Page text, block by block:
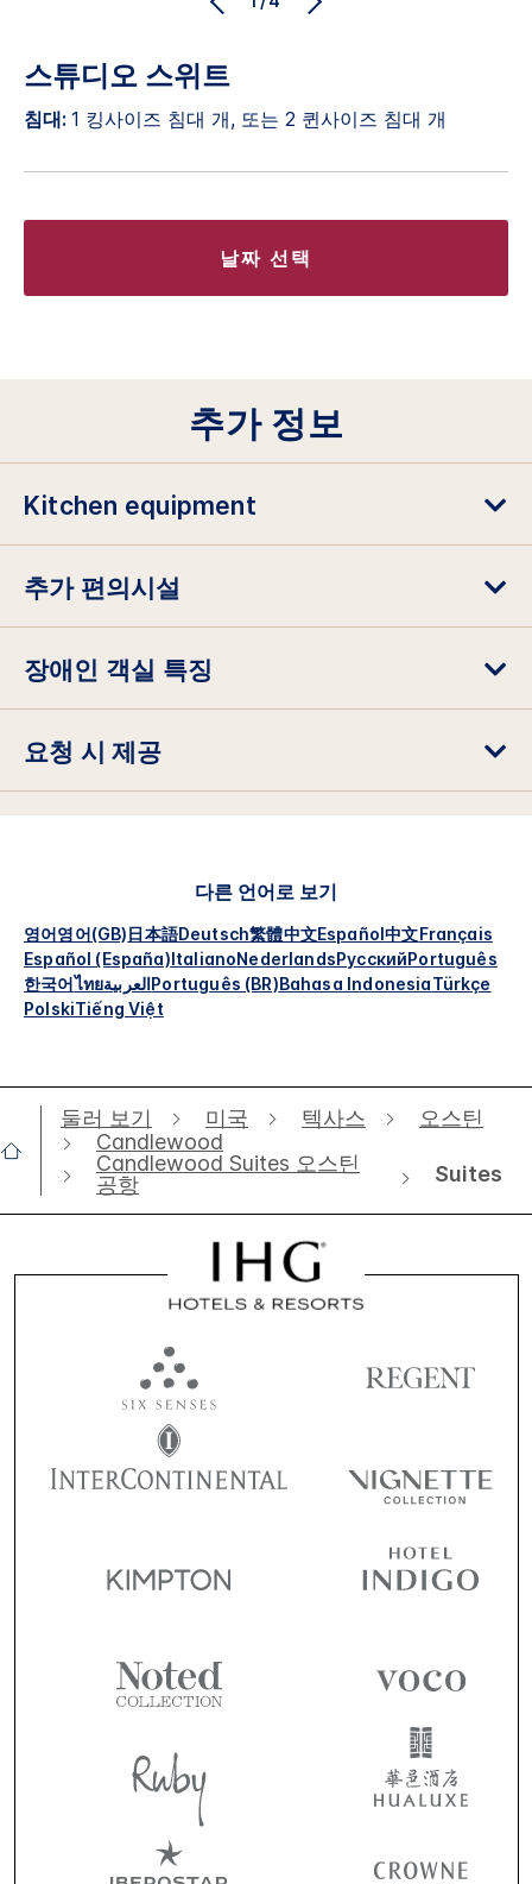
스튜디오 스위트
침대: 1 킹사이즈 침대 개, 또는 2 퀸사이즈 침대 개
날짜 선택
추가 정보
Kitchen equipment
추가 편의시설
장애인 객실 특징
요청 시 제공
다른 언어로 보기
영어영어(GB)日本語Deutsch繁體中文Español中文Français
Español (España)ItalianoNederlandsРусскийPortuguês
한국어ไทยالعربيةPortuguês (BR)Bahasa IndonesiaTürkçe
PolskiTiếng Việt
둘러 보기 미국 텍사스
오스틴
Candlewood
Candlewood Suites 오스틴
공항
Suites